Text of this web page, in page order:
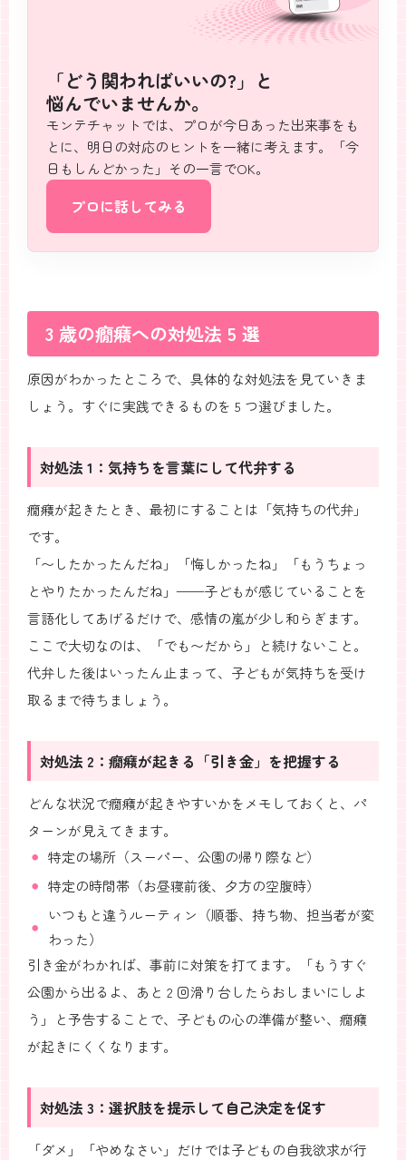
「どう関わればいいの?」と
悩んでいませんか。
モンテチャットでは、プロが今日あった出来事をも
とに、明日の対応のヒントを一緒に考えます。「今
日もしんどかった」その一言でOK。
プロに話してみる
3 歳の癇癪への対処法 5 選
原因がわかったところで、具体的な対処法を見ていきま
しょう。すぐに実践できるものを 5 つ選びました。
対処法 1：気持ちを言葉にして代弁する
癇癪が起きたとき、最初にすることは「気持ちの代弁」
です。
「〜したかったんだね」「悔しかったね」「もうちょっ
とやりたかったんだね」——子どもが感じていることを
言語化してあげるだけで、感情の嵐が少し和らぎます。
ここで大切なのは、「でも〜だから」と続けないこと。
代弁した後はいったん止まって、子どもが気持ちを受け
取るまで待ちましょう。
対処法 2：癇癪が起きる「引き金」を把握する
どんな状況で癇癪が起きやすいかをメモしておくと、パ
ターンが見えてきます。
特定の場所（スーパー、公園の帰り際など）
特定の時間帯（お昼寝前後、夕方の空腹時）
いつもと違うルーティン（順番、持ち物、担当者が変
わった）
引き金がわかれば、事前に対策を打てます。「もうすぐ
公園から出るよ、あと 2 回滑り台したらおしまいにしよ
う」と予告することで、子どもの心の準備が整い、癇癪
が起きにくくなります。
対処法 3：選択肢を提示して自己決定を促す
「ダメ」「やめなさい」だけでは子どもの自我欲求が行